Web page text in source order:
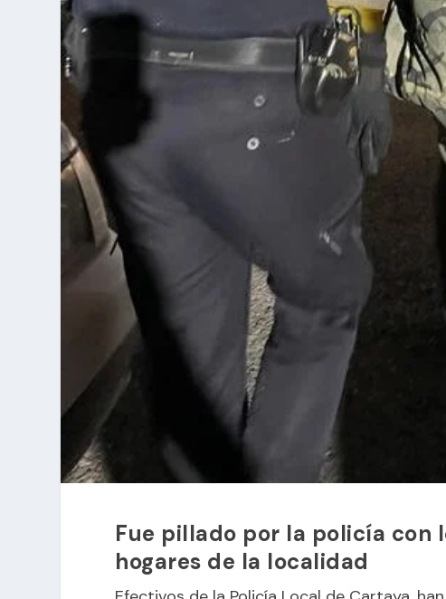
Fue pillado por la policía con
hogares de la localidad